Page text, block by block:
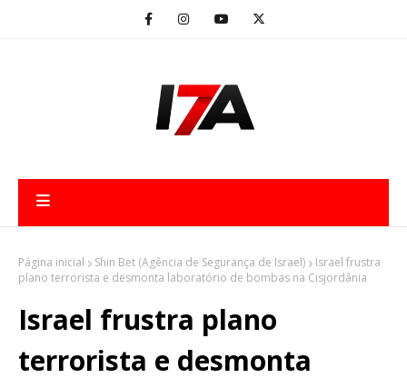
Página inicial Shin Bet (Agência de Segurança de Israel)
Israel frustra
plano terrorista e desmonta laboratório de bombas na Cisjordânia
Israel frustra plano
terrorista e desmonta